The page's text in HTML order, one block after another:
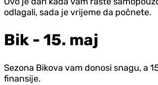
odlagali, sada je vrijeme da počnete.
Bik - 15. maj
Sezona Bikova vam donosi snagu, a
finansije.